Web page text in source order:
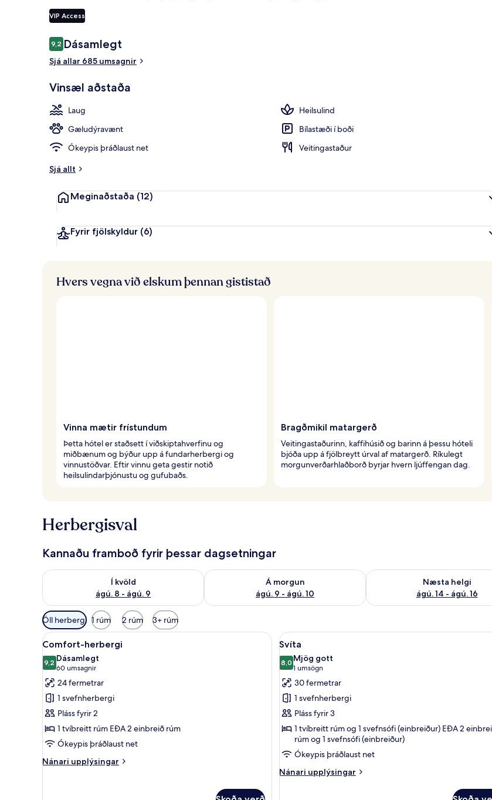
VIP Access
Umsagnir
9,29,2 af 10
Dásamlegt
Sjá allar 685 umsagnir
Vinsæl aðstaða
Laug
Heilsulind
Gæludýravænt
Bílastæði í boði
Ókeypis þráðlaust net
Veitingastaður
Sjá allt
Meginaðstaða (12)
Fyrir fjölskyldur (6)
Hvers vegna við elskum þennan gististað
Vinna mætir frístundum
Þetta hótel er staðsett í viðskiptahverfinu og
miðbænum og býður upp á fundarherbergi og
vinnustöðvar. Eftir vinnu geta gestir notið
heilsulindarþjónustu og gufubaðs.
Bragðmikil matargerð
Veitingastaðurinn, kaffihúsið og barinn á þessu hóteli
bjóða upp á fjölbreytt úrval af matargerð. Ríkulegt
morgunverðarhlaðborð byrjar hvern ljúffengan dag.
Herbergisval
Kannaðu framboð fyrir þessar dagsetningar
Í kvöld
ágú. 8 - ágú. 9
Athuga framboð í kvöld ágú. 8 - ágú. 9
Á morgun
ágú. 9 - ágú. 10
Athuga framboð á morgun ágú. 9 - ágú. 10
Næsta helgi
ágú. 14 - ágú. 16
Athuga framboð næstu helgi
Síur
í
boði
fyrir
herbergi
Öll herbergi 1 rúm 2 rúm 3+ rúm
Skoða
allar
myndir
fyrir
Comfort-
herbergi
Rúmföt af bestu gerð, dúnsængur, rúm með „pillowtop“-dýnum, míníbar
6
Comfort-herbergi
9,29,2 af 10
Dásamlegt
60 umsagnir
(60
umsagnir)
24 fermetrar
1 svefnherbergi
Pláss fyrir 2
1 tvíbreitt rúm EÐA 2 einbreið rúm
Ókeypis þráðlaust net
Nánari upplýsingar
Nánari
Skoða
allar
myndir
fyrir
Svíta
Svíta | Rúmföt af bestu
7
Svíta
8,08,0 af 10
Mjög gott
1 umsögn
(1
umsögn)
30 fermetrar
1 svefnherbergi
Pláss fyrir 3
1 tvíbreitt rúm og 1 svefnsófi (einbreiður) EÐA 2
rúm og 1 svefnsófi (einbreiður)
Ókeypis þráðlaust net
Nánari upplýsingar
Nánari